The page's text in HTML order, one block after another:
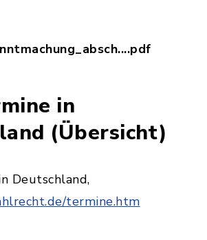
in
(Übersicht)
Deutschland,
termine.htm